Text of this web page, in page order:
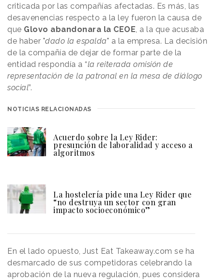
criticada por las compañías afectadas. Es más, las
desavenencias respecto a la ley fueron la causa de
que Glovo abandonara la CEOE, a la que acusaba
de haber "dado la espalda" a la empresa. La decisión
de la compañía de dejar de formar parte de la
entidad respondía a “la reiterada omisión de
representación de la patronal en la mesa de diálogo
social”.
NOTICIAS RELACIONADAS
Acuerdo sobre la Ley Rider:
presunción de laboralidad y acceso a
algoritmos
La hostelería pide una Ley Rider que
“no destruya un sector con gran
impacto socioeconómico”
En el lado opuesto, Just Eat Takeaway.com se ha
desmarcado de sus competidoras celebrando la
aprobación de la nueva regulación, pues considera